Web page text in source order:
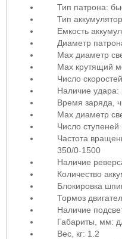
Тип патрона:
Тип
Емкость
Диаметр
Max диаметр
Max крутящий
Число
Наличие удара:
Время заряда,
Мах диаметр
Число
Частота
350/0-1500
Наличие
Количество
Блокировка
Тормоз
Наличие
Габариты, мм:
Вес, кг: 1.2